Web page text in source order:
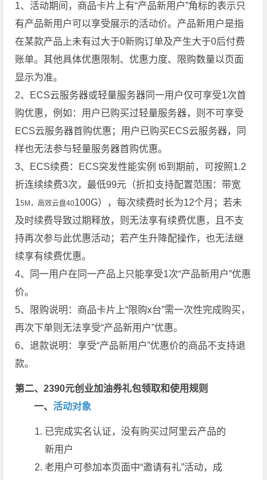
1、活动期间，商品卡片上有“产品新用户”角标的表示只
有产品新用户可以享受展示的活动价。产品新用户是指
在某款产品上未有过大于0新购订单及产生大于0后付费
账单。其他具体优惠限制、优惠力度、限购数量以页面
显示为准。
2、ECS云服务器或轻量服务器同一用户仅可享受1次首
购优惠，例如：用户已购买过轻量服务器，则不可享受
ECS云服务器首购优惠；用户已购买ECS云服务器，同
样也无法参与轻量服务器首购优惠。
3、ECS续费：ECS突发性能实例 t6到期前，可按照1.2
折连续续费3次，最低99元（折扣支持配置范围：带宽
15M，高效云盘40100G），每次续费时长为12个月；若未
及时续费导致过期释放，则无法享有续费优惠，且不支
持再次参与此优惠活动；若产生升降配操作，也无法继
续享有续费优惠。
4、同一用户在同一产品上只能享受1次“产品新用户”优惠
价。
5、限购说明：商品卡片上“限购x台”需一次性完成购买，
再次下单则无法享受“产品新用户”优惠。
6、退款说明：享受“产品新用户”优惠价的商品不支持退
款。
第二、2390元创业加油券礼包领取和使用规则
一、活动对象
已完成实名认证，没有购买过阿里云产品的
新用户
老用户可参加本页面中“邀请有礼”活动，成